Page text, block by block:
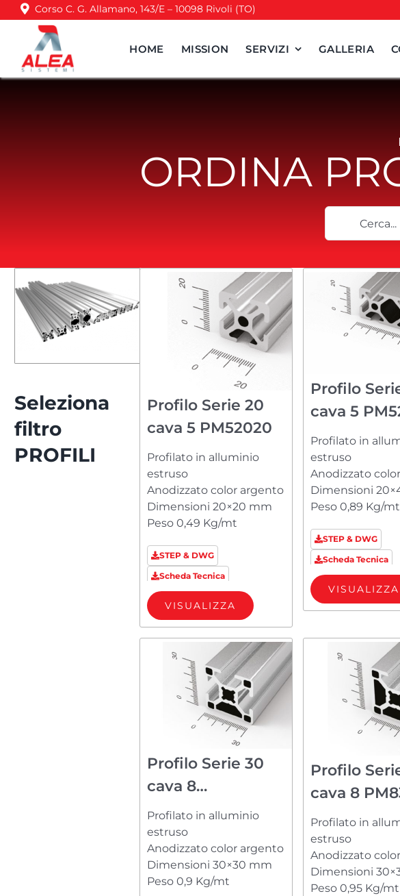
Salta
contenuto
Corso C. G. Allamano, 143/E – 10098 Rivoli (TO)
HOME MISSION SERVIZI GALLERIA
Profili in Alluminio
SERIE 45 CAVA 10
ORDINA
per:
Seleziona
filtro
PROFILI
Profilo Serie 20
cava 5 PM52020
Profilato in alluminio
estruso
Anodizzato color argento
Dimensioni 20×20 mm
Peso 0,49 Kg/mt
STEP & DWG
Scheda Tecnica
VISUALIZZA
Profilo
cava 5
Profilato in
estruso
Anodizzato
Dimensioni
Peso 0,89 Kg/mt
STEP & DWG
Scheda Tecnica
VISUALIZZA
Profilo Serie 30
cava 8
PM83030123
Profilato in alluminio
estruso
Anodizzato color argento
Dimensioni 30×30 mm
Peso 0,9 Kg/mt
Profilo
cava 8
Profilato in
estruso
Anodizzato
Dimensioni
Peso 0,95 Kg/mt